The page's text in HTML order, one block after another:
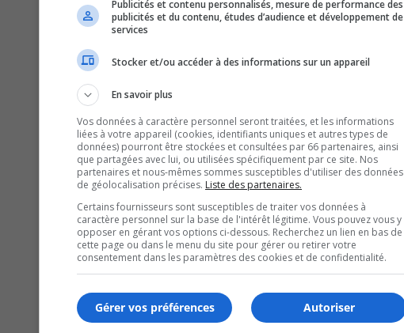
Publicités et contenu personnalisés, mesure de performance des
publicités et du contenu, études d’audience et développement de
services
Stocker et/ou accéder à des informations sur un appareil
En savoir plus
Vos données à caractère personnel seront traitées, et les informations
liées à votre appareil (cookies, identifiants uniques et autres types de
données) pourront être stockées et consultées par 66 partenaires, ainsi
que partagées avec lui, ou utilisées spécifiquement par ce site. Nos
partenaires et nous-mêmes sommes susceptibles d'utiliser des données
de géolocalisation précises. Liste des partenaires.
Certains fournisseurs sont susceptibles de traiter vos données à
caractère personnel sur la base de l'intérêt légitime. Vous pouvez vous y
opposer en gérant vos options ci-dessous. Recherchez un lien en bas de
cette page ou dans le menu du site pour gérer ou retirer votre
consentement dans les paramètres des cookies et de confidentialité.
Autoriser
Gérer vos préférences